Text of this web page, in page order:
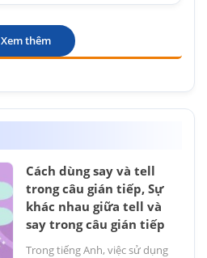
Xem thêm
Cách dùng say và tell
trong câu gián tiếp, Sự
khác nhau giữa tell và
say trong câu gián tiếp
Trong tiếng Anh, việc sử dụng